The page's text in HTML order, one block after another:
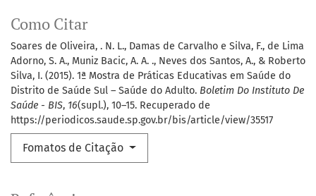
Como Citar
Soares de Oliveira, . N. L., Damas de Carvalho e Silva, F., de Lima
Adorno, S. A., Muniz Bacic, A. A. ., Neves dos Santos, A., & Roberto
Silva, I. (2015). 1ª Mostra de Práticas Educativas em Saúde do
Distrito de Saúde Sul – Saúde do Adulto. Boletim Do Instituto De
Saúde - BIS, 16(supl.), 10–15. Recuperado de
https://periodicos.saude.sp.gov.br/bis/article/view/35517
Fomatos de Citação